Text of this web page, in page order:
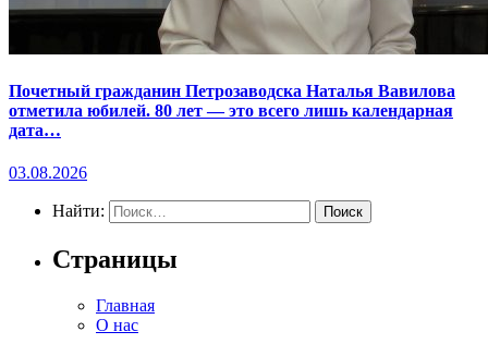
Почетный гражданин Петрозаводска Наталья Вавилова
отметила юбилей. 80 лет — это всего лишь календарная
дата…
03.08.2026
Найти:
Страницы
Главная
О нас